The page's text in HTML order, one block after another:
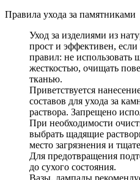
Правила ухода за памятниками
Уход за изделиями из
прост и эффективен,
правил: не
жесткостью, очищать
тканью.
Приветствуется
составов для ухода за
раствора. Запрещено
При необходимости
выбрать щадящие
место загрязнения и
Для предотвращения
до сухого состояния.
Вазы, лампады